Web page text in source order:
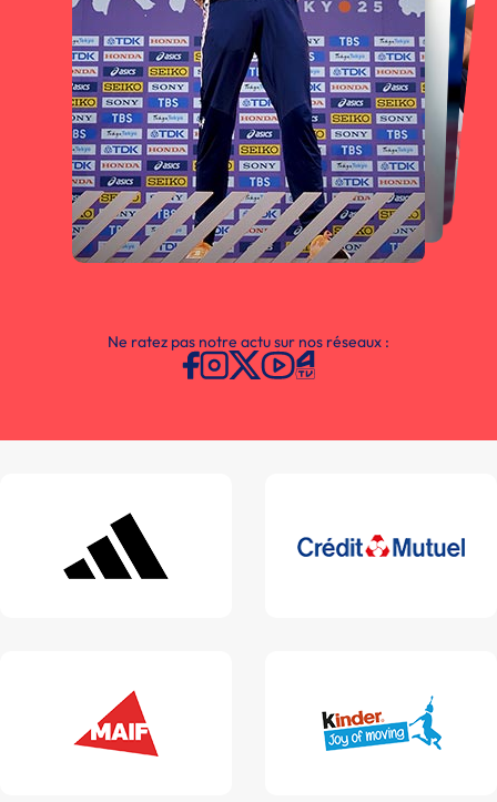
Ne ratez pas notre actu sur nos réseaux :